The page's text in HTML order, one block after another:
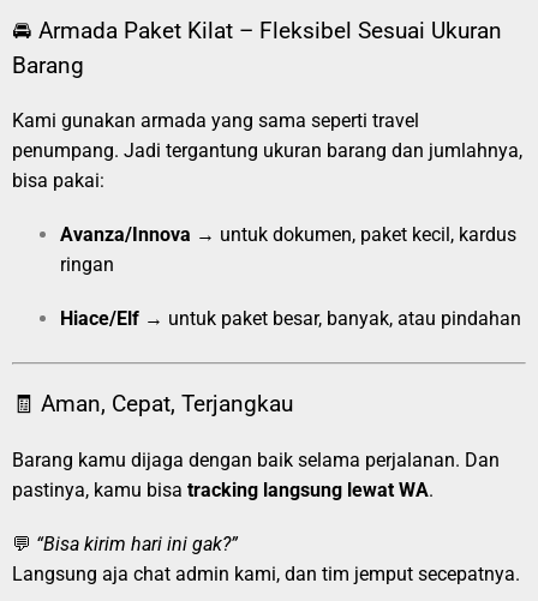
🚘 Armada Paket Kilat – Fleksibel Sesuai Ukuran
Barang
Kami gunakan armada yang sama seperti travel
penumpang. Jadi tergantung ukuran barang dan jumlahnya,
bisa pakai:
Avanza/Innova → untuk dokumen, paket kecil, kardus
ringan
Hiace/Elf → untuk paket besar, banyak, atau pindahan
🧾 Aman, Cepat, Terjangkau
Barang kamu dijaga dengan baik selama perjalanan. Dan
pastinya, kamu bisa tracking langsung lewat WA.
💬 “Bisa kirim hari ini gak?”
Langsung aja chat admin kami, dan tim jemput secepatnya.